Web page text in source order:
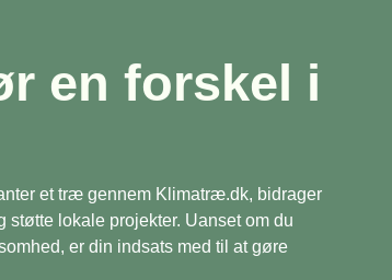
en forskel i
et træ gennem Klimatræ.dk, bidrager
støtte lokale projekter. Uanset om du
er din indsats med til at gøre